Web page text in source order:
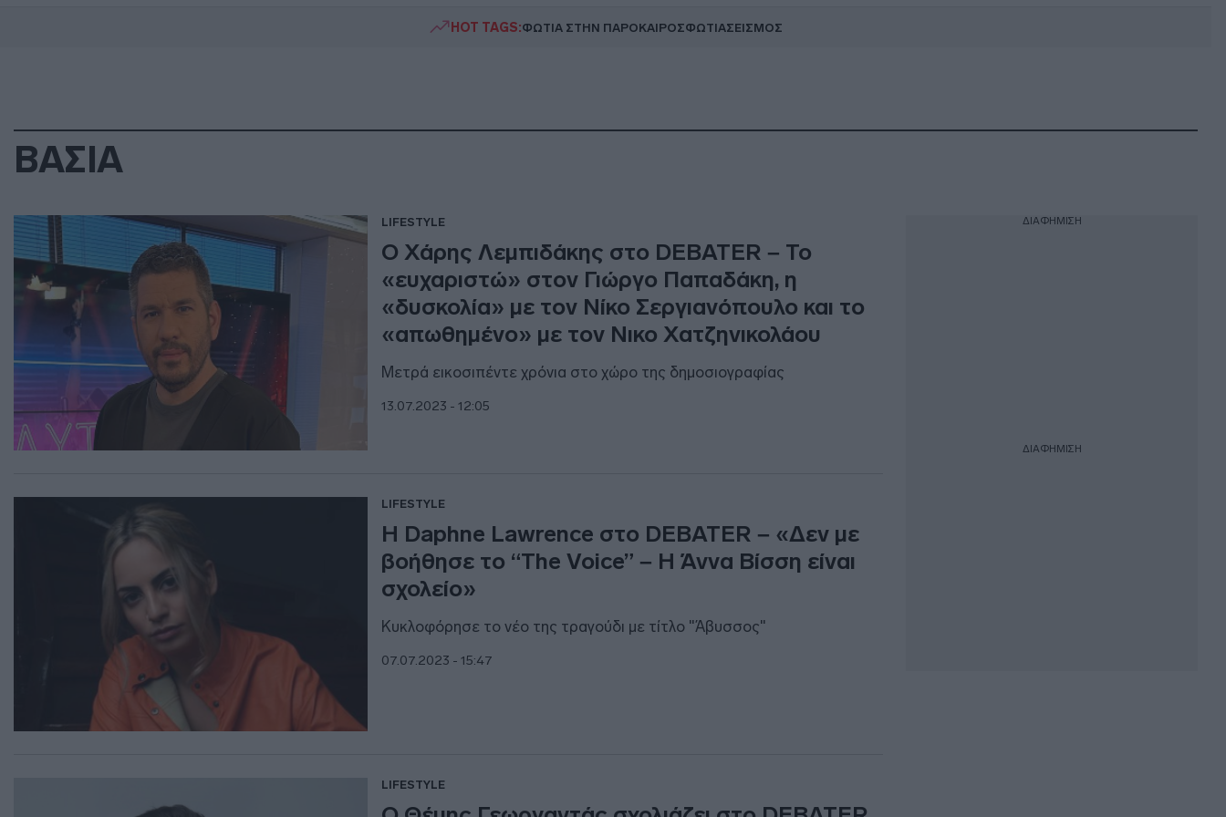
HOT TAGS:ΦΩΤΙΑ ΣΤΗΝ ΠΑΡΟΚΑΙΡΟΣΦΩΤΙΑΣΕΙΣΜΟΣ
ΒΑΣΙΑ
LIFESTYLE
Ο Χάρης Λεμπιδάκης στο DEBATER – Το
«ευχαριστώ» στον Γιώργο Παπαδάκη, η
«δυσκολία» με τον Νίκο Σεργιανόπουλο και το
«απωθημένο» με τον Νικο Χατζηνικολάου
Μετρά εικοσιπέντε χρόνια στο χώρο της δημοσιογραφίας
13.07.2023 - 12:05
LIFESTYLE
Η Daphne Lawrence στο DEBATER – «Δεν με
βοήθησε το “The Voice” – Η Άννα Βίσση είναι
σχολείο»
Κυκλοφόρησε το νέο της τραγούδι με τίτλο "Άβυσσος"
07.07.2023 - 15:47
LIFESTYLE
ΔΙΑΦΗΜΙΣΗ
ΔΙΑΦΗΜΙΣΗ